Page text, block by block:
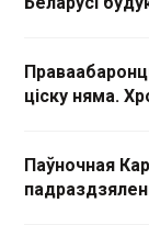
ціску няма.
Паўночная